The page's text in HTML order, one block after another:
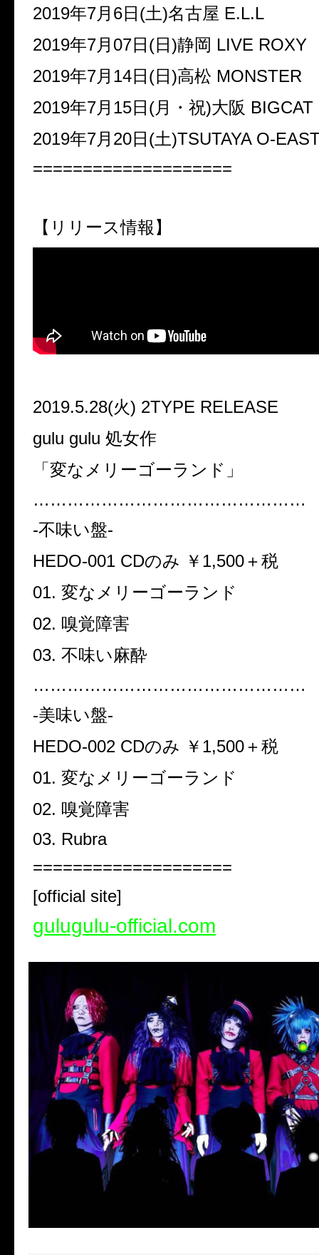
2019年7月6日(土)名古屋 E.L.L
2019年7月07日(日)静岡 LIVE ROXY
2019年7月14日(日)高松 MONSTER
2019年7月15日(月・祝)大阪 BIGCAT
2019年7月20日(土)TSUTAYA O-
====================
【リリース情報】
2019.5.28(火) 2TYPE RELEASE
gulu gulu 処女作
「変なメリーゴーランド」
…………………………………………
-不味い盤-
HEDO-001 CDのみ ￥1,500＋税
01. 変なメリーゴーランド
02. 嗅覚障害
03. 不味い麻酔
…………………………………………
-美味い盤-
HEDO-002 CDのみ ￥1,500＋税
01. 変なメリーゴーランド
02. 嗅覚障害
03. Rubra
====================
[official site]
gulugulu-official.com